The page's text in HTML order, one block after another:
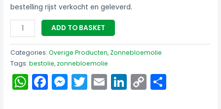
bestelling rijst verkocht en geleverd.
ADD TO BASKET
Categories:Overige Producten, Zonnebloemolie
Tags:bestolie, zonnebloemolie
WhatsApp
Facebook
Messenger
Twitter
EmailLinkedIn
Copy
Link